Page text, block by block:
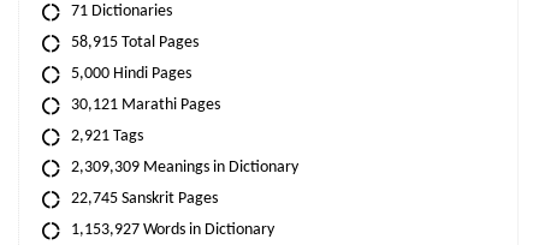
71 Dictionaries
58,915 Total Pages
5,000 Hindi Pages
30,121 Marathi Pages
2,921 Tags
2,309,309 Meanings in Dictionary
22,745 Sanskrit Pages
1,153,927 Words in Dictionary